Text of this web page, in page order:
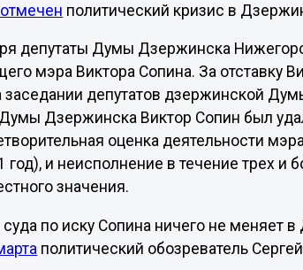
политический кризис в
депутаты Думы Дзержинска
мэра Виктора Сопина. За отставку
заседании депутатов дзержинской
Дзержинска Виктор Сопин был
оценка деятельности
год), и неисполнение в течение трех и
значения.
по иску Сопина ничего не меняет
политический обозреватель